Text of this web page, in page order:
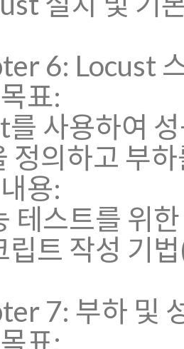
6: Locust
표:
를 사용하여
정의하고 부
용:
테스트를 위
립트 작성 기
7: 부하 및
표: